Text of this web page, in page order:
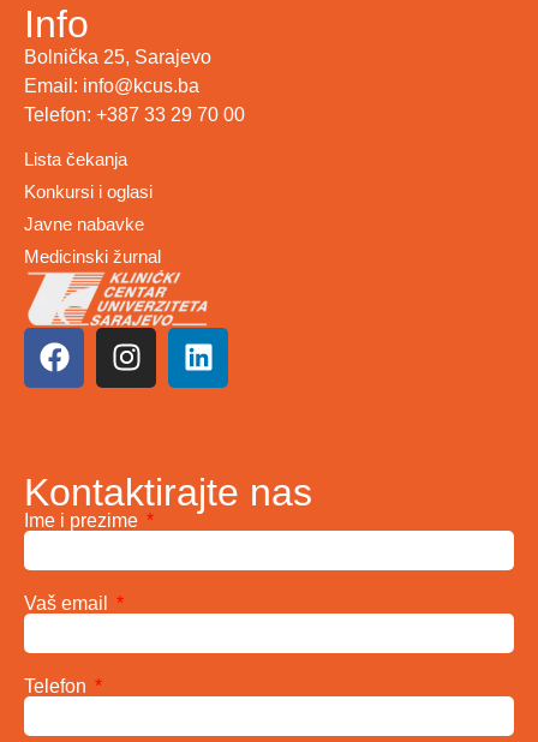
Info
Bolnička 25, Sarajevo
Email: info@kcus.ba
Telefon: +387 33 29 70 00
Lista čekanja
Konkursi i oglasi
Javne nabavke
Medicinski žurnal
Kontaktirajte nas
Ime i prezime
Vaš email
Telefon